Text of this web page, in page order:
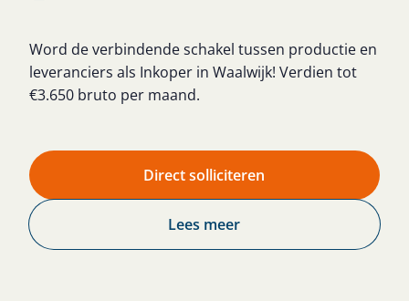
Word de verbindende schakel tussen productie en
leveranciers als Inkoper in Waalwijk! Verdien tot
€3.650 bruto per maand.
Direct solliciteren
Lees meer